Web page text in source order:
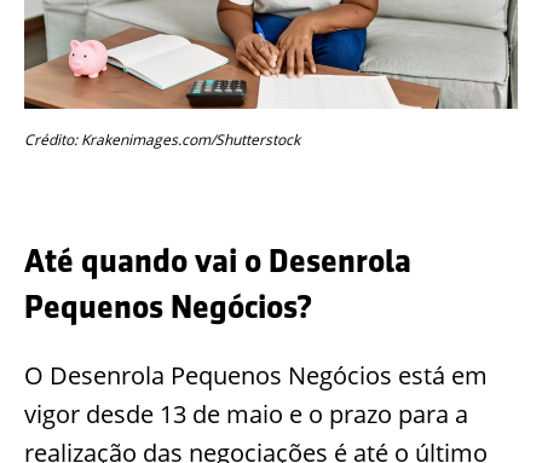
Crédito: Krakenimages.com/Shutterstock
Até quando vai o Desenrola
Pequenos Negócios?
O Desenrola Pequenos Negócios está em
vigor desde 13 de maio e o prazo para a
realização das negociações é até o último